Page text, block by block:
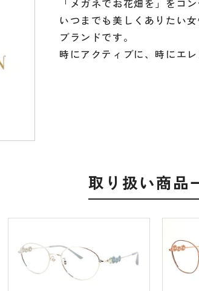
「メガネでお花畑を」をコ
いつまでも美しくありたい
ブランドです。
時にアクティブに、時にエ
取り扱い商品